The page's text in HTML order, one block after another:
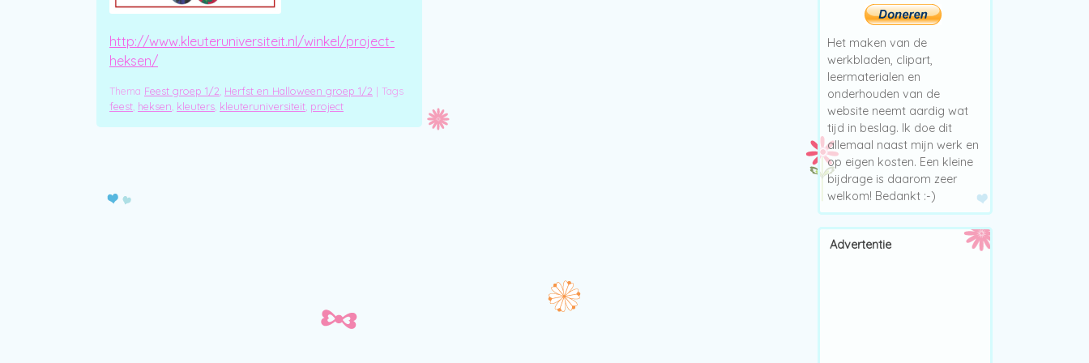
http://www.kleuteruniversiteit.nl/winkel/project-
heksen/
Thema Feest groep 1/2 Herfst en Halloween groep 1/2 | Tags
feest heksen kleuters kleuteruniversiteit project
Post navigation
Het maken van de
werkbladen, clipart,
leermaterialen en
onderhouden van de
website neemt aardig wat
tijd in beslag. Ik doe dit
allemaal naast mijn werk en
op eigen kosten. Een kleine
bijdrage is daarom zeer
welkom! Bedankt :-)
Advertentie